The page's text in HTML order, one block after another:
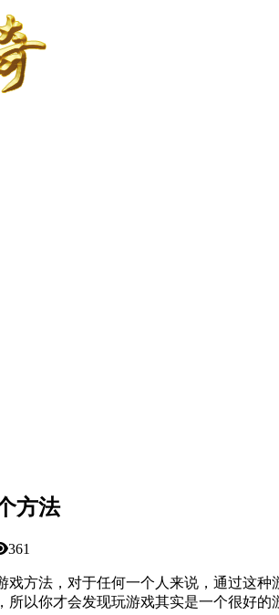
方法
361
戏方法，对于任何一个人来说，通过这
，所以你才会发现玩游戏其实是一个很好